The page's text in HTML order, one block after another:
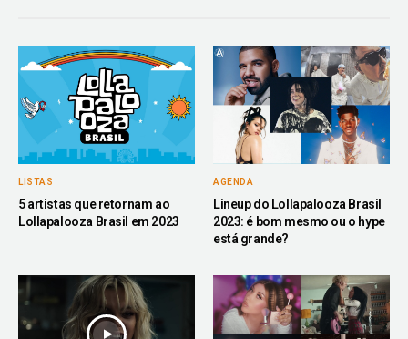
LISTAS
5 artistas que retornam ao
Lollapalooza Brasil em 2023
AGENDA
Lineup do Lollapalooza Brasil
2023: é bom mesmo ou o hype
está grande?